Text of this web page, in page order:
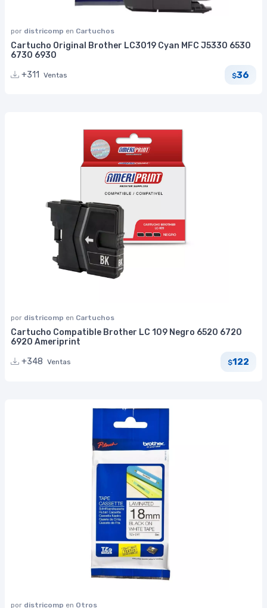
por districomp en Cartuchos
Cartucho Original Brother LC3019 Cyan MFC J5330 6530
6730 6930
+311
Ventas $36
por districomp en Cartuchos
Cartucho Compatible Brother LC 109 Negro 6520 6720
6920 Ameriprint
+348 Ventas $122
por districomp en Otros